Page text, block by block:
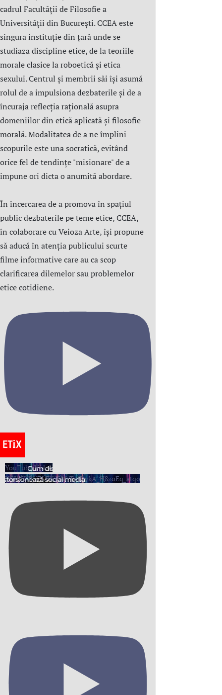
cadrul Facultății de Filosofie a
Universității din București. CCEA este
singura instituție din țară unde se
studiaza discipline etice, de la teoriile
morale clasice la roboetică și etica
sexului. Centrul şi membrii săi îşi asumă
rolul de a impulsiona dezbaterile și de a
încuraja reflecția rațională asupra
domeniilor din etică aplicată şi filosofie
morală. Modalitatea de a ne împlini
scopurile este una socratică, evitând
orice fel de tendințe "misionare" de a
impune ori dicta o anumită abordare.
În încercarea de a promova în spațiul
public dezbaterile pe teme etice, CCEA,
în colaborare cu Veioza Arte, își propune
să aducă în atenția publicului scurte
filme informative care au ca scop
clarificarea dilemelor sau problemelor
etice cotidiene.
YouTube Video
UCIh5KRIiZLE6oSMrTpjDvkA_H8zoEq_atqo